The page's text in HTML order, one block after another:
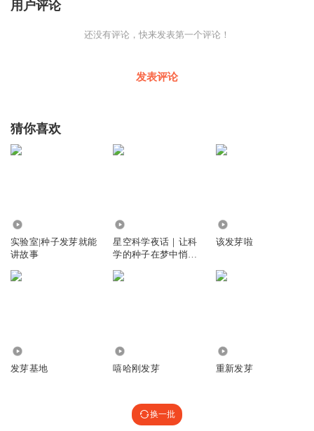
用户评论
还没有评论，快来发表第一个评论！
发表评论
猜你喜欢
实验室|种子发芽就能
讲故事
星空科学夜话｜让科
学的种子在梦中悄悄
该发芽啦
发芽基地 嘻哈刚发芽 重新发芽
换一批